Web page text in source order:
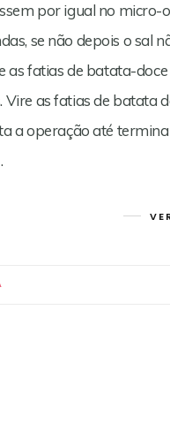
por igual no micro-
se não depois o sal
as fatias de batata-
as fatias de batata
a operação até